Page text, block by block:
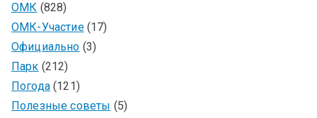
ОМК (828)
ОМК-Участие(17)
Официально (3)
Парк (212)
Погода(121)
Полезные советы (5)